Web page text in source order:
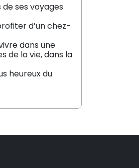
ses voyages
d’un chez-
dans une
de la vie, dans la
heureux du